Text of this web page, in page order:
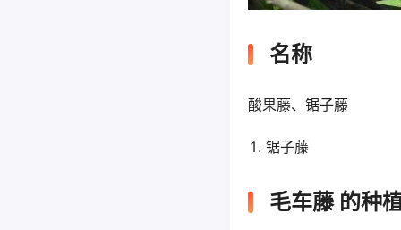
名称
酸果藤、锯子藤
锯子藤
毛车藤 的种